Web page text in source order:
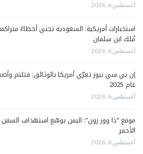
أغسطس 6, 2026
استخبارات أمريكية: السعودية تجني أخطاءً
مُلك ابن سلمان
أغسطس 6, 2026
إن بي سي نيوز تعرّي أمريكا بالوثائق: قتلتم
عام 2025
أغسطس 6, 2026
موقع “ذا وور زون”: اليمن يوسّع استهداف
الأحمر
أغسطس 6, 2026